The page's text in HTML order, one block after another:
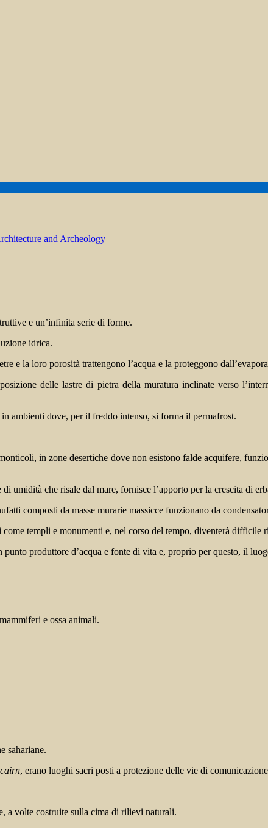
and Archeology
e un’infinita serie di forme.
idrica.
e la loro porosità trattengono l’acqua e la proteggono
delle lastre di pietra della muratura inclinate verso
ambienti dove, per il freddo intenso, si forma il permafrost.
in zone desertiche dove non esistono falde acquifere,
umidità che risale dal mare, fornisce l’apporto per la crescita di
composti da masse murarie massicce funzionano da
templi e monumenti e, nel corso del tempo, diventerà
produttore d’acqua e fonte di vita e, proprio per questo, il
e ossa animali.
sahariane.
cairn, erano luoghi sacri posti a protezione delle vie di
a volte costruite sulla cima di rilievi naturali.